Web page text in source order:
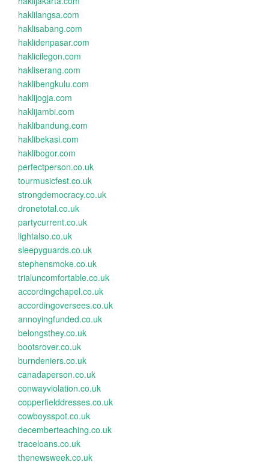
haklilangsa.com
haklisabang.com
haklidenpasar.com
haklicilegon.com
hakliserang.com
haklibengkulu.com
haklijogja.com
haklijambi.com
haklibandung.com
haklibekasi.com
haklibogor.com
perfectperson.co.uk
tourmusicfest.co.uk
strongdemocracy.co.uk
dronetotal.co.uk
partycurrent.co.uk
lightalso.co.uk
sleepyguards.co.uk
stephensmoke.co.uk
trialuncomfortable.co.uk
accordingchapel.co.uk
accordingoversees.co.uk
annoyingfunded.co.uk
belongsthey.co.uk
bootsrover.co.uk
burndeniers.co.uk
canadaperson.co.uk
conwayviolation.co.uk
copperfielddresses.co.uk
cowboysspot.co.uk
decemberteaching.co.uk
traceloans.co.uk
thenewsweek.co.uk